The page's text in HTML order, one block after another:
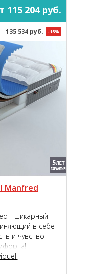
115 204 руб.
135 534 руб. -15%
Manfred
- шикарный
в себе
и чувство